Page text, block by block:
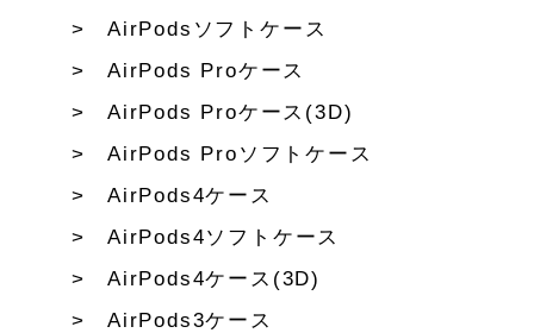
AirPodsソフトケース
AirPods Proケース
AirPods Proケース(3D)
AirPods Proソフトケース
AirPods4ケース
AirPods4ソフトケース
AirPods4ケース(3D)
AirPods3ケース